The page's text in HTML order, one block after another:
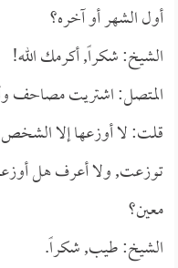
أول الشهر أو آخره؟
الشيخ: شكراً, أكرمك الله!
المتصل: اشتريت مصاحف
قلت: لا أوزعها إلا
توزعت, ولا أعرف هل
معين؟
الشيخ: طيب, شكراً.